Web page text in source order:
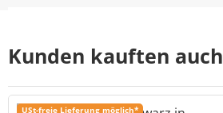
Kunden kauften auch
USt-freie Lieferung möglich*